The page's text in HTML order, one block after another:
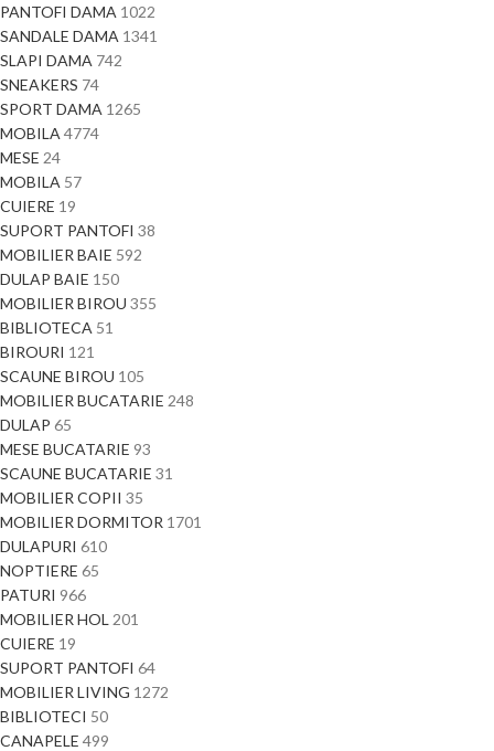
PANTOFI DAMA 1022
SANDALE DAMA 1341
SLAPI DAMA 742
SNEAKERS 74
SPORT DAMA 1265
MOBILA 4774
MESE 24
MOBILA 57
CUIERE 19
SUPORT PANTOFI 38
MOBILIER BAIE 592
DULAP BAIE 150
MOBILIER BIROU 355
BIBLIOTECA 51
BIROURI 121
SCAUNE BIROU 105
MOBILIER BUCATARIE 248
DULAP 65
MESE BUCATARIE 93
SCAUNE BUCATARIE 31
MOBILIER COPII 35
MOBILIER DORMITOR 1701
DULAPURI 610
NOPTIERE 65
PATURI 966
MOBILIER HOL 201
CUIERE 19
SUPORT PANTOFI 64
MOBILIER LIVING 1272
BIBLIOTECI 50
CANAPELE 499